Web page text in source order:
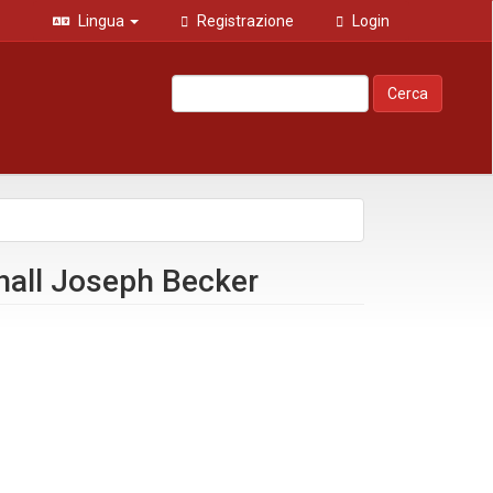
Lingua Registrazione Login
Cerca
Joseph Becker